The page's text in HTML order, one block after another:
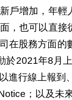
新戶增加，年輕
，也可以直接
在股務方面的
於2021年8 月
進行線上報到
；以及未